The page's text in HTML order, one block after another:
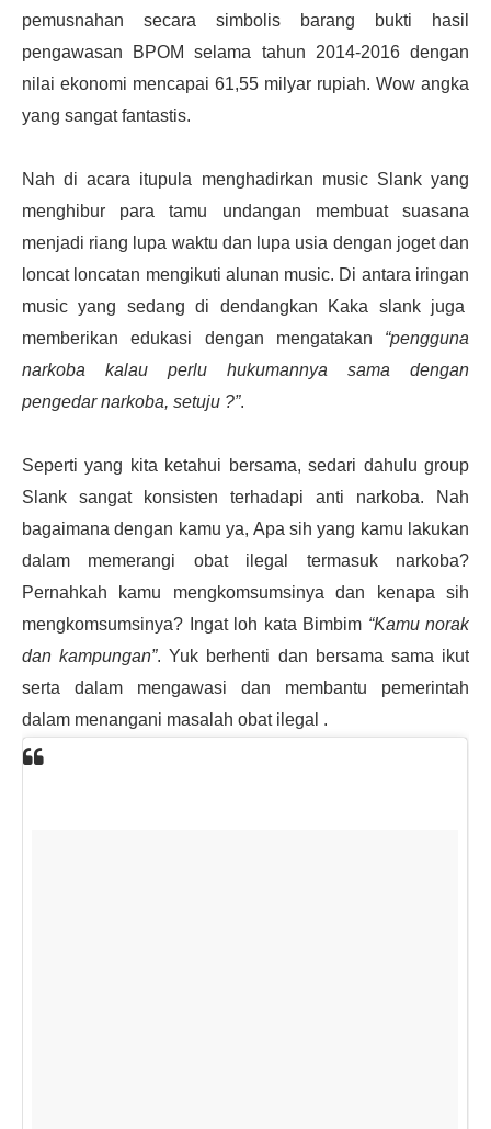
pemusnahan secara simbolis barang bukti hasil
pengawasan BPOM selama tahun 2014-2016 dengan
nilai ekonomi mencapai 61,55 milyar rupiah. Wow angka
yang sangat fantastis.
Nah di acara itupula menghadirkan music Slank yang
menghibur para tamu undangan membuat suasana
menjadi riang lupa waktu dan lupa usia dengan joget dan
loncat loncatan mengikuti alunan music. Di antara iringan
music yang sedang di dendangkan Kaka slank juga
memberikan edukasi dengan mengatakan “pengguna
narkoba kalau perlu hukumannya sama dengan
pengedar narkoba, setuju ?”.
Seperti yang kita ketahui bersama, sedari dahulu group
Slank sangat konsisten terhadapi anti narkoba. Nah
bagaimana dengan kamu ya, Apa sih yang kamu lakukan
dalam memerangi obat ilegal termasuk narkoba?
Pernahkah kamu mengkomsumsinya dan kenapa sih
mengkomsumsinya? Ingat loh kata Bimbim “Kamu norak
dan kampungan”. Yuk berhenti dan bersama sama ikut
serta dalam mengawasi dan membantu pemerintah
dalam menangani masalah obat ilegal .